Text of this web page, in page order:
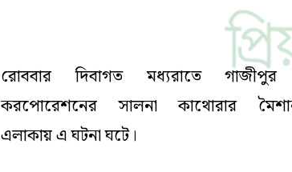
রোববার দিবাগত মধ্যরাতে গাজীপুর
করপোরেশনের সালনা কাথোরার
এলাকায় এ ঘটনা ঘটে।